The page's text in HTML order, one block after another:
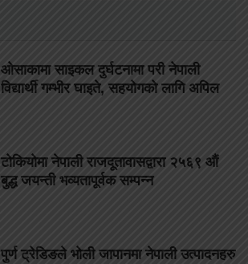
ओसाकामा साइकल दुर्घटनामा परी नेपाली
विद्यार्थी गम्भीर घाइते, सहयोगको लागि अपिल
टोकियोमा नेपाली राजदूतावासद्वारा २५६९ औं
बुद्ध जयन्ती भव्यतापूर्वक सम्पन्न
पुर्ण ट्रेडिङले भोली जापानमा नेपाली उत्पादनहरु